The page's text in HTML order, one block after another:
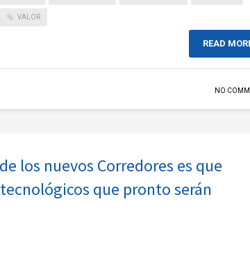
VALOR
READ
NO
los nuevos Corredores es que
que pronto serán